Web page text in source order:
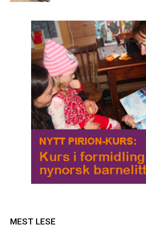
MEST LESE